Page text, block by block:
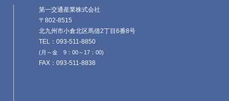
第一交通産業株式会社
〒802-8515
北九州市小倉北区馬借2丁目6番8号
TEL：093-511-8850
(月～金 9：00～17：00)
FAX：093-511-8838